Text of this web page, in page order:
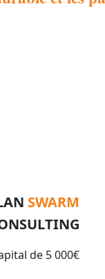
SWARM
de 5 000€